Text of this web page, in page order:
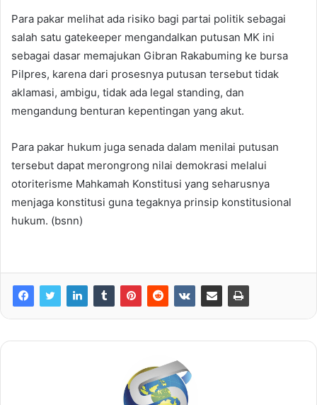
Para pakar melihat ada risiko bagi partai politik sebagai
salah satu gatekeeper mengandalkan putusan MK ini
sebagai dasar memajukan Gibran Rakabuming ke bursa
Pilpres, karena dari prosesnya putusan tersebut tidak
aklamasi, ambigu, tidak ada legal standing, dan
mengandung benturan kepentingan yang akut.
Para pakar hukum juga senada dalam menilai putusan
tersebut dapat merongrong nilai demokrasi melalui
otoriterisme Mahkamah Konstitusi yang seharusnya
menjaga konstitusi guna tegaknya prinsip konstitusional
hukum. (bsnn)